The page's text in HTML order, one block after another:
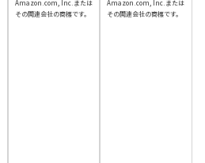
Amazon.com, Inc.または
その関連会社の商標です。
Amazon.com, Inc.または
その関連会社の商標です。